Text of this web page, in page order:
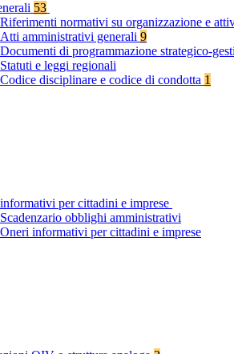
53
Riferimenti normativi su organizzazione e
Atti amministrativi generali 9
Documenti di programmazione strategico-
Statuti e leggi regionali
Codice disciplinare e codice di condotta 1
per cittadini e imprese
Scadenzario obblighi amministrativi
Oneri informativi per cittadini e imprese